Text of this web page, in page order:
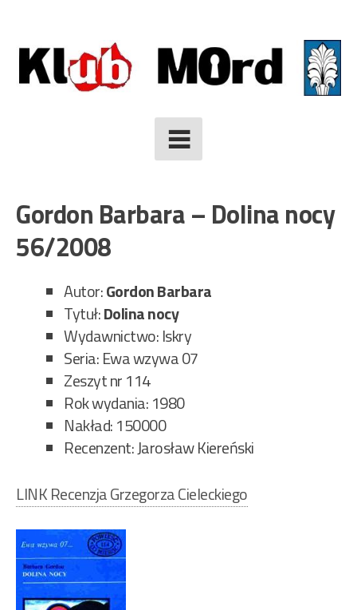
to
content
Gordon Barbara – Dolina nocy
56/2008
Autor:Gordon Barbara
Tytuł:Dolina nocy
Wydawnictwo: Iskry
Seria: Ewa wzywa 07
Zeszyt nr 114
Rok wydania: 1980
Nakład: 150000
Recenzent: Jarosław Kiereński
LINK Recenzja Grzegorza Cieleckiego